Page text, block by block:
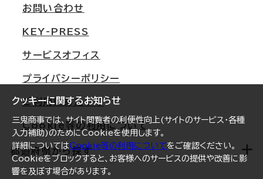
クッキーに関するお知らせ
三鬼商事では、サイト閲覧者の利便性向上(サイトのサービス・各種
入力補助)のためにCookieを使用します。
詳細についてはCookie等の利用についてをご確認ください。
Cookieをブロックすると、お客様へのサービスの提供や改善に影
響を及ぼす場合があります。
オフィス移転Q&A
大阪
名古屋
札幌
仙台
横浜
福岡
オフィスリポート
お問い合わせ
KEY-PRESS
サービスオフィス
プライバシーポリシー
ご利用にあたって
Cookie等の利用について
都道府県から探す